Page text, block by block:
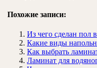
Похожие записи:
Из чего сделан пол
Какие виды
Как выбрать
Ламинат для